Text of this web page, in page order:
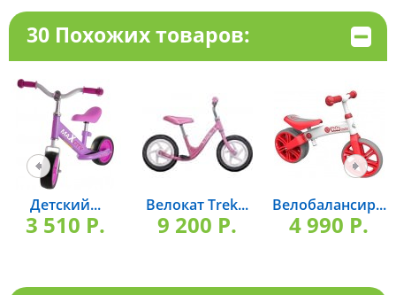
30 Похожих товаров:
Детский...
3 510 P.
Велокат Trek...
9 200 P.
Велобалансир...
4 990 P.